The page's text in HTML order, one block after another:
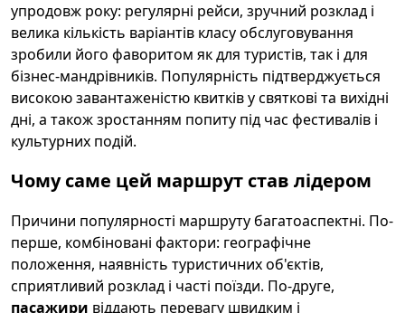
упродовж року: регулярні рейси, зручний розклад і
велика кількість варіантів класу обслуговування
зробили його фаворитом як для туристів, так і для
бізнес-мандрівників. Популярність підтверджується
високою завантаженістю квитків у святкові та вихідні
дні, а також зростанням попиту під час фестивалів і
культурних подій.
Чому саме цей маршрут став лідером
Причини популярності маршруту багатоаспектні. По-
перше, комбіновані фактори: географічне
положення, наявність туристичних об'єктів,
сприятливий розклад і часті поїзди. По-друге,
пасажири віддають перевагу швидким і